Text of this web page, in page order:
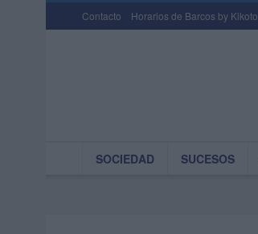
Contacto Horarios de Barcos by Kikoto
SOCIEDAD SUCESOS